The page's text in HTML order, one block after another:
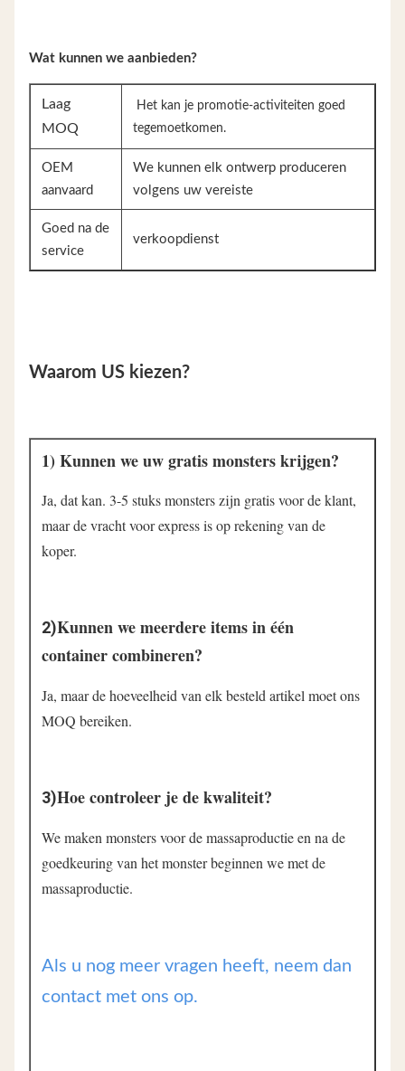
Wat kunnen we aanbieden?
Laag
MOQ
Het kan je promotie-activiteiten goed
tegemoetkomen.
OEM
aanvaard
We kunnen elk ontwerp produceren
volgens uw vereiste
Goed na de
service
verkoopdienst
Waarom US kiezen?
1) Kunnen we uw gratis monsters krijgen?
Ja, dat kan. 3-5 stuks monsters zijn gratis voor de klant,
maar de vracht voor express is op rekening van de
koper.
2)Kunnen we meerdere items in één
container combineren?
Ja, maar de hoeveelheid van elk besteld artikel moet ons
MOQ bereiken.
3)Hoe controleer je de kwaliteit?
We maken monsters voor de massaproductie en na de
goedkeuring van het monster beginnen we met de
massaproductie.
Als u nog meer vragen heeft, neem dan
contact met ons op.